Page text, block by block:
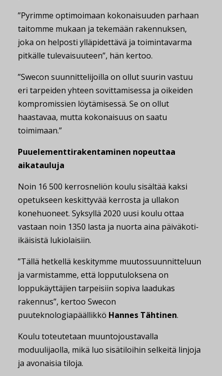
”Pyrimme optimoimaan kokonaisuuden parhaan
taitomme mukaan ja tekemään rakennuksen,
joka on helposti ylläpidettävä ja toimintavarma
pitkälle tulevaisuuteen”, hän kertoo.
”Swecon suunnittelijoilla on ollut suurin vastuu
eri tarpeiden yhteen sovittamisessa ja oikeiden
kompromissien löytämisessä. Se on ollut
haastavaa, mutta kokonaisuus on saatu
toimimaan.”
Puuelementtirakentaminen nopeuttaa
aikatauluja
Noin 16 500 kerrosneliön koulu sisältää kaksi
opetukseen keskittyvää kerrosta ja ullakon
konehuoneet. Syksyllä 2020 uusi koulu ottaa
vastaan noin 1350 lasta ja nuorta aina päiväkoti-
ikäisistä lukiolaisiin.
”Tällä hetkellä keskitymme muutossuunnitteluun
ja varmistamme, että lopputuloksena on
loppukäyttäjien tarpeisiin sopiva laadukas
rakennus”, kertoo Swecon
puuteknologiapäällikkö Hannes Tähtinen.
Koulu toteutetaan muuntojoustavalla
moduulijaolla, mikä luo sisätiloihin selkeitä linjoja
ja avonaisia tiloja.